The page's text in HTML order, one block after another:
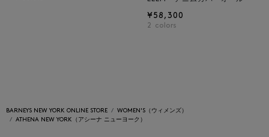
¥58,300
2 colors
BARNEYS NEW YORK ONLINE STORE
WOMEN'S（ウィメンズ）
ATHENA NEW YORK（アシーナ ニューヨーク）